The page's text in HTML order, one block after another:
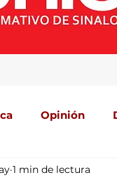
Opinión
Mundo Portada
1 min de lectura